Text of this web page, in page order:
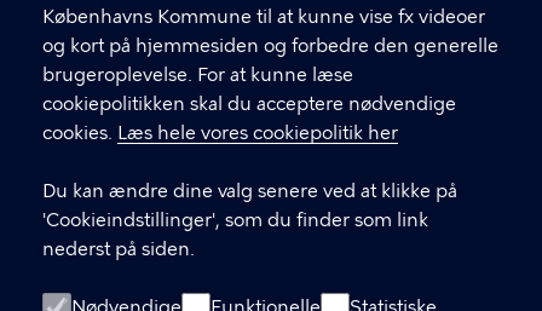
Københavns Kommune til at kunne vise fx videoer
og kort på hjemmesiden og forbedre den generelle
brugeroplevelse. For at kunne læse
cookiepolitikken skal du acceptere nødvendige
cookies. Læs hele vores cookiepolitik her
Du kan ændre dine valg senere ved at klikke på
'Cookieindstillinger', som du finder som link
nederst på siden.
CVR-nummer64942212
GENVEJE
Digital Post
Databeskyttelse